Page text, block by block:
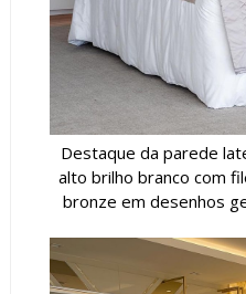
Destaque da parede
alto brilho branco com
bronze em desenhos